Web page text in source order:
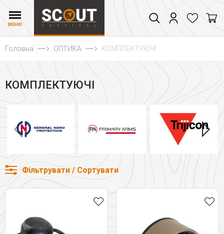
МЕНЮ
Головна ОПТИКА КОМПЛЕКТУЮЧІ
КОМПЛЕКТУЮЧІ
Фільтрувати / Сортувати